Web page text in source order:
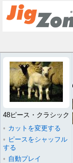
48ピース・クラシック
• カットを変更する
• ピースをシャッフル
する
• 自動プレイ